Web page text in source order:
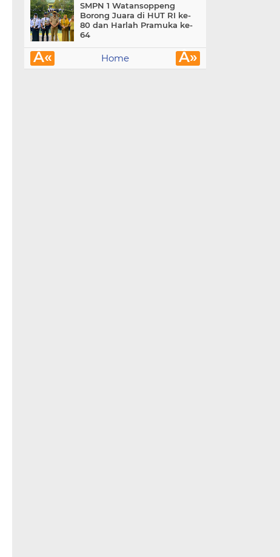
SMPN 1 Watansoppeng
Borong Juara di HUT RI ke-
80 dan Harlah Pramuka ke-
64
Â« Â»
Home